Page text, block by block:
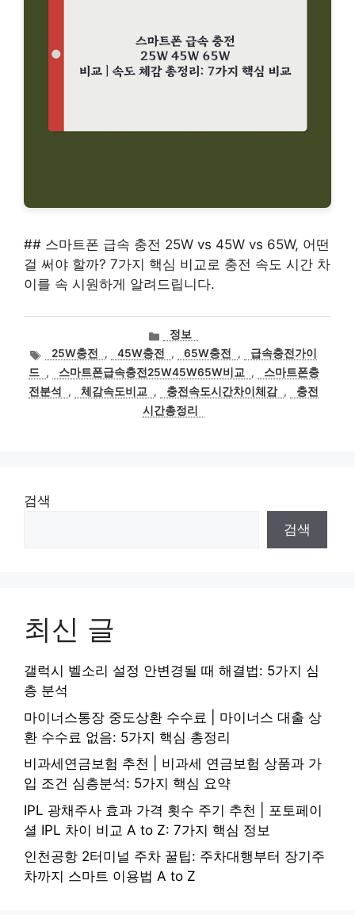
## 스마트폰 급속 충전 25W vs 45W vs 65W, 어떤
걸 써야 할까? 7가지 핵심 비교로 충전 속도 시간 차
이를 속 시원하게 알려드립니다.
카
테
고
리
정보
태25W충전 , 45W충전 , 65W충전 ,
급속충전가이
드 , 스마트폰급속충전25W45W65W비교 ,
스마트폰충
전분석
, 체감속도비교 , 충전속도시간차이체감 ,
충전
시간총정리
검색
검색
최신 글
갤럭시 벨소리 설정 안변경될 때 해결법: 5가지 심
층 분석
마이너스통장 중도상환 수수료 | 마이너스 대출 상
환 수수료 없음: 5가지 핵심 총정리
비과세연금보험 추천 | 비과세 연금보험 상품과 가
입 조건 심층분석: 5가지 핵심 요약
IPL 광채주사 효과 가격 횟수 주기 추천 | 포토페이
셜 IPL 차이 비교 A to Z: 7가지 핵심 정보
인천공항 2터미널 주차 꿀팁: 주차대행부터 장기주
차까지 스마트 이용법 A to Z